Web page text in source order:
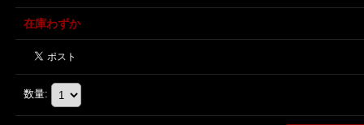
在庫わずか
数量: